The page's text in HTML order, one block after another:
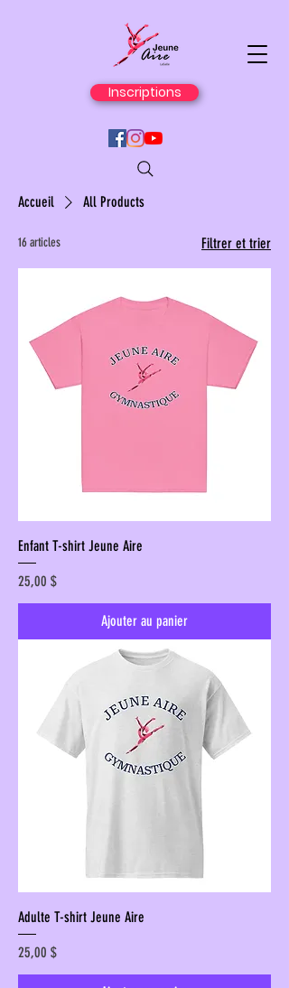
Inscriptions
Accueil All Products
16 articles Filtrer et trier
Enfant T-shirt Jeune Aire
Prix
25,00 $
Ajouter au panier
Adulte T-shirt Jeune Aire
Prix
25,00 $